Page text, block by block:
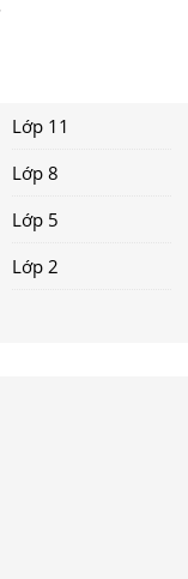
Lớp 11
Lớp 8
Lớp 5
Lớp 2